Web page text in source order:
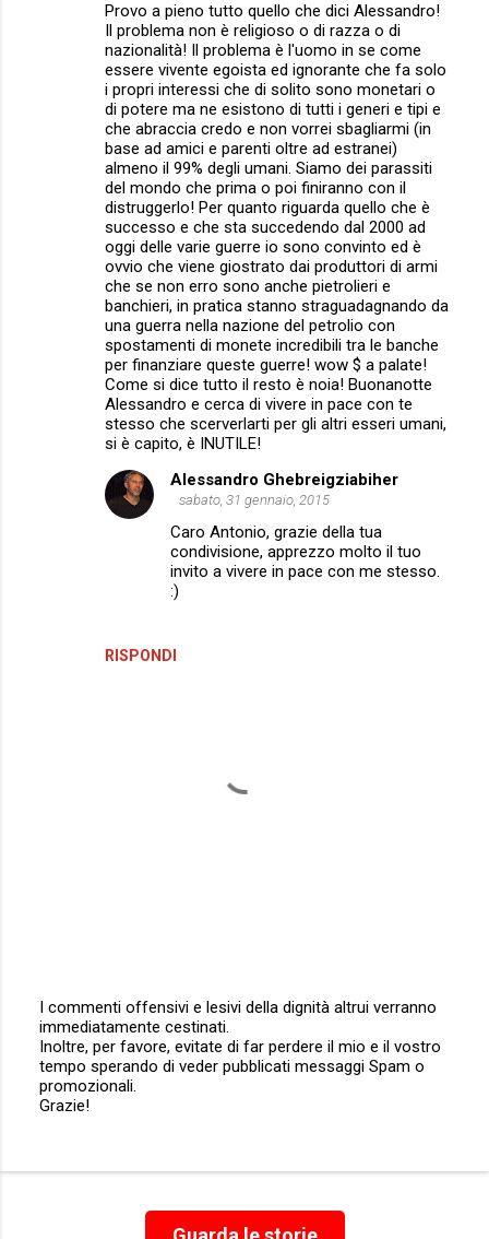
Provo a pieno tutto quello che dici Alessandro!
Il problema non è religioso o di razza o di
nazionalità! Il problema è l'uomo in se come
essere vivente egoista ed ignorante che fa solo
i propri interessi che di solito sono monetari o
di potere ma ne esistono di tutti i generi e tipi e
che abraccia credo e non vorrei sbagliarmi (in
base ad amici e parenti oltre ad estranei)
almeno il 99% degli umani. Siamo dei parassiti
del mondo che prima o poi finiranno con il
distruggerlo! Per quanto riguarda quello che è
successo e che sta succedendo dal 2000 ad
oggi delle varie guerre io sono convinto ed è
ovvio che viene giostrato dai produttori di armi
che se non erro sono anche pietrolieri e
banchieri, in pratica stanno straguadagnando da
una guerra nella nazione del petrolio con
spostamenti di monete incredibili tra le banche
per finanziare queste guerre! wow $ a palate!
Come si dice tutto il resto è noia! Buonanotte
Alessandro e cerca di vivere in pace con te
stesso che scerverlarti per gli altri esseri umani,
si è capito, è INUTILE!
RISPONDI
Alessandro Ghebreigziabiher
sabato, 31 gennaio, 2015
Caro Antonio, grazie della tua
condivisione, apprezzo molto il tuo
invito a vivere in pace con me stesso.
:)
P
o
s
t
a
c
I commenti offensivi e lesivi della dignità altrui verranno
immediatamente cestinati.
Inoltre, per favore, evitate di far perdere il mio e il vostro
tempo sperando di veder pubblicati messaggi Spam o
promozionali.
Grazie!